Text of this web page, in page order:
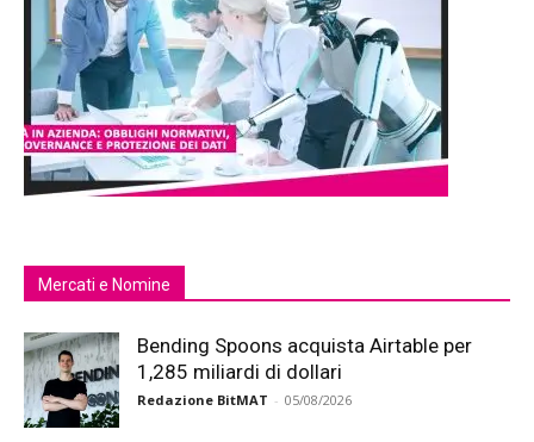
Mercati e Nomine
Bending Spoons acquista Airtable per
1,285 miliardi di dollari
Redazione BitMAT - 05/08/2026